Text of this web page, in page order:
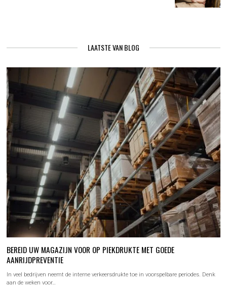
LAATSTE VAN BLOG
BEREID UW MAGAZIJN VOOR OP PIEKDRUKTE MET GOEDE
AANRIJDPREVENTIE
In veel bedrijven neemt de interne verkeersdrukte toe in voorspelbare periodes. Denk
aan de weken voor…